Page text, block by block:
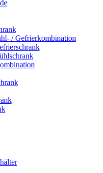
/ Gefrierkombination